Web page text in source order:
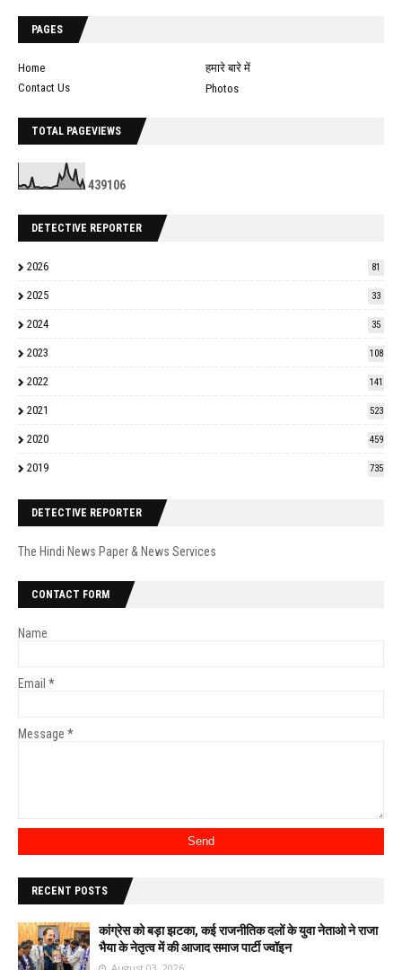
PAGES
Home
हमारे बारे में
Contact Us
Photos
TOTAL PAGEVIEWS
4391 06
DETECTIVE REPORTER
2026 81
2025 33
2024 35
2023 108
2022 141
2021 523
2020 459
2019 735
DETECTIVE REPORTER
The Hindi News Paper & News Services
CONTACT FORM
Name
Email *
Message *
RECENT POSTS
कांग्रेस को बड़ा झटका, कई राजनीतिक दलों के युवा नेताओ ने राजा
भैया के नेतृत्व में की आजाद समाज पार्टी ज्वॉइन